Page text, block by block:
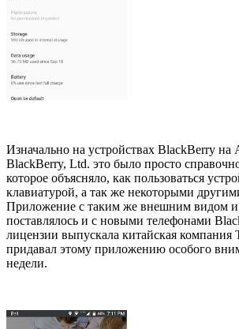
Изначально на устройствах BlackBerry на
BlackBerry, Ltd. это было просто
которое объясняло, как пользоваться
клавиатурой, а так же некоторыми
Приложение с таким же внешним видом и
поставлялось и с новыми телефонами
лицензии выпускала китайская
придавал этому приложению особого
недели.